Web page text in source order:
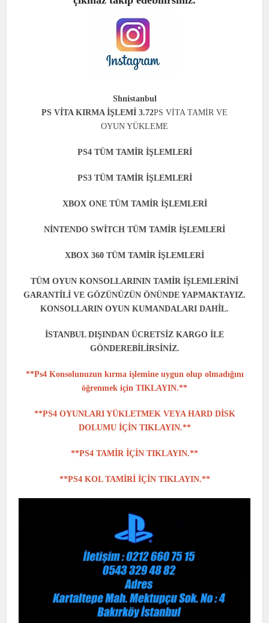
Shnistanbul
PS VİTA KIRMA İŞLEMİ 3.72PS VİTA TAMİR VE
OYUN YÜKLEME
PS4 TÜM TAMİR İŞLEMLERİ
PS3 TÜM TAMİR İŞLEMLERİ
XBOX ONE TÜM TAMİR İŞLEMLERİ
NİNTENDO SWİTCH TÜM TAMİR İŞLEMLERİ
XBOX 360 TÜM TAMİR İŞLEMLERİ
TÜM OYUN KONSOLLARININ TAMİR İŞLEMLERİNİ
GARANTİLİ VE GÖZÜNÜZÜN ÖNÜNDE YAPMAKTAYIZ.
KONSOLLARIN OYUN KUMANDALARI DAHİL.
İSTANBUL DIŞINDAN ÜCRETSİZ KARGO İLE
GÖNDEREBİLİRSİNİZ.
**Ps4 Konsolunuzun kırma işlemine uygun olup olmadığını
öğrenmek için TIKLAYIN.**
**PS4 OYUNLARI YÜKLETMEK VEYA HARD DİSK
DOLUMU İÇİN TIKLAYIN.**
**PS4 TAMİR İÇİN TIKLAYIN.**
**PS4 KOL TAMİRİ İÇİN TIKLAYIN.**